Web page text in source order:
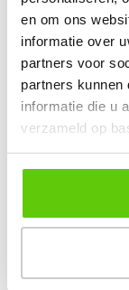
en om ons
informatie over
partners voor
partners kunnen
informatie die u
verzameld op